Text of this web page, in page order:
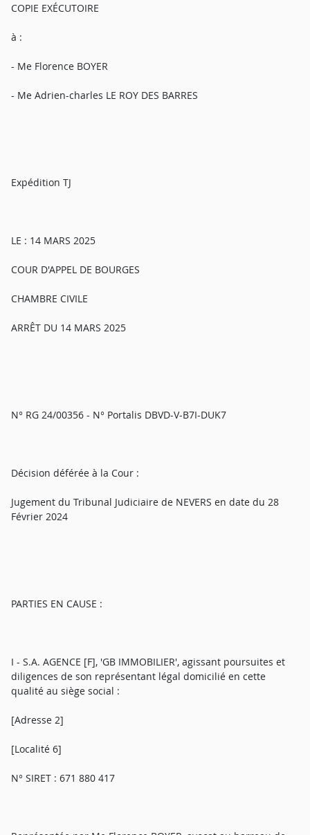
COPIE EXÉCUTOIRE
à :
- Me Florence BOYER
- Me Adrien-charles LE ROY DES BARRES
Expédition TJ
LE : 14 MARS 2025
COUR D'APPEL DE BOURGES
CHAMBRE CIVILE
ARRÊT DU 14 MARS 2025
N° RG 24/00356 - N° Portalis DBVD-V-B7I-DUK7
Décision déférée à la Cour :
Jugement du Tribunal Judiciaire de NEVERS en date du 28
Février 2024
PARTIES EN CAUSE :
I - S.A. AGENCE [F], 'GB IMMOBILIER', agissant poursuites et
diligences de son représentant légal domicilié en cette
qualité au siège social :
[Adresse 2]
[Localité 6]
N° SIRET : 671 880 417